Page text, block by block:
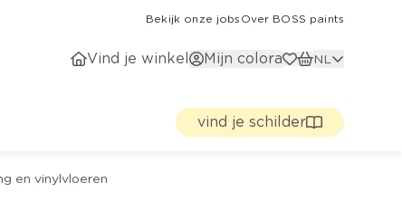
Bekijk onze jobs Over BOSS paints
Vind je winkel Mijn colora NL
vind je schilder
en vinylvloeren